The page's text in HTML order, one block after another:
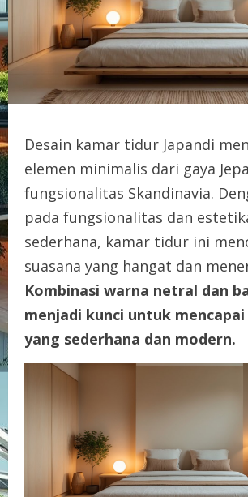
Desain kamar tidur Japandi
elemen minimalis dari gaya
fungsionalitas Skandinavia.
pada fungsionalitas dan
sederhana, kamar tidur ini
suasana yang hangat dan
Kombinasi warna netral dan
menjadi kunci untuk
yang sederhana dan modern.